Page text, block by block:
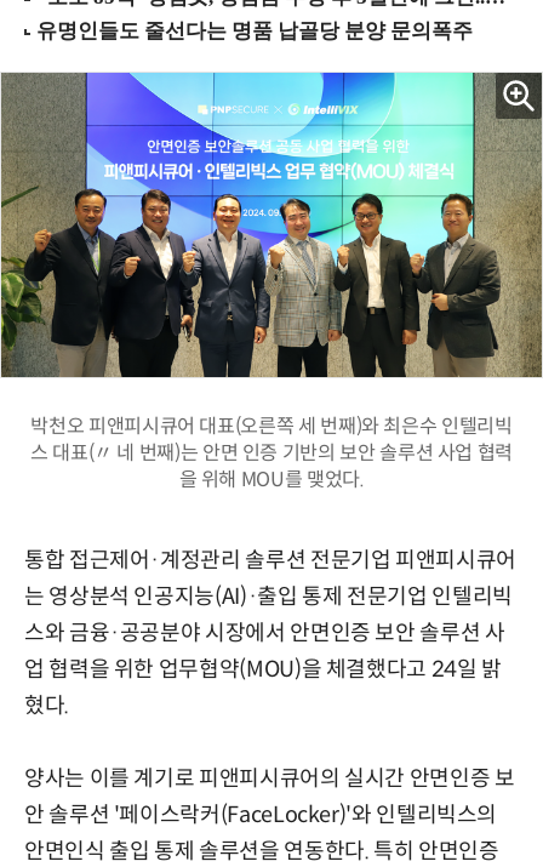
박천오 피앤피시큐어 대표(오른쪽 세 번째)와 최은수 인텔리빅
스 대표(〃 네 번째)는 안면 인증 기반의 보안 솔루션 사업 협력
을 위해 MOU를 맺었다.
통합 접근제어·계정관리 솔루션 전문기업 피앤피시큐어
는 영상분석 인공지능(AI)·출입 통제 전문기업 인텔리빅
스와 금융·공공분야 시장에서 안면인증 보안 솔루션 사
업 협력을 위한 업무협약(MOU)을 체결했다고 24일 밝
혔다.
양사는 이를 계기로 피앤피시큐어의 실시간 안면인증 보
안 솔루션 '페이스락커(FaceLocker)'와 인텔리빅스의
안면인식 출입 통제 솔루션을 연동한다. 특히 안면인증